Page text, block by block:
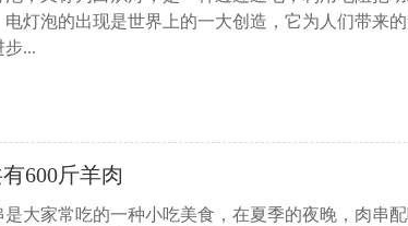
电灯泡的出现是世界上的一大创造，它为人们带来
步...
600斤羊肉
是大家常吃的一种小吃美食，在夏季的夜晚，肉串